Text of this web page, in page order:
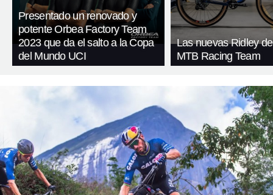
Presentado un renovado y
potente Orbea Factory Team
2023 que da el salto a la Copa
del Mundo UCI
Las nuevas Ridley
MTB Racing Team